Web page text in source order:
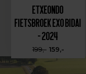
Etxeondo
Fietsbroek EXO Bidai
- 2024
199,- 159,-